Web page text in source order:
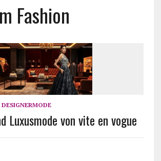
Fashion
DESIGNERMODE
Luxusmode von vite en vogue